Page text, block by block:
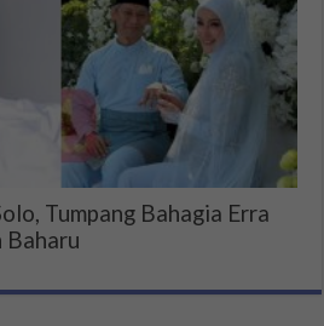
Tumpang Bahagia Erra
Baharu